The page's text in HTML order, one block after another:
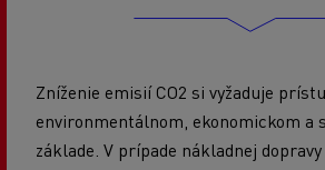
Zníženie emisií CO2 si vyžaduje
environmentálnom, ekonomickom a
základe. V prípade nákladnej dopravy